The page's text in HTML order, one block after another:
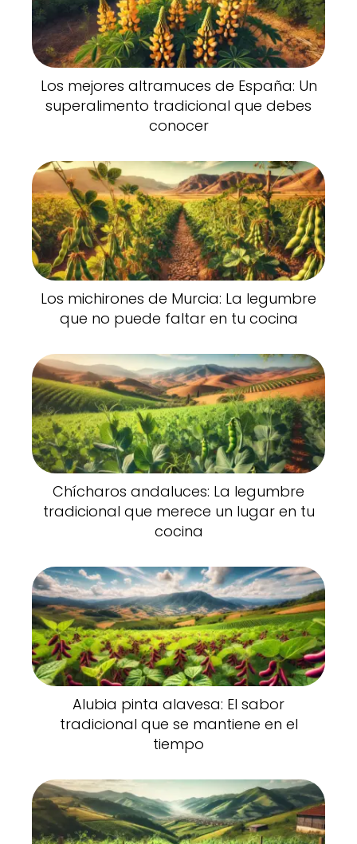
Los mejores altramuces de España: Un
superalimento tradicional que debes
conocer
Los michirones de Murcia: La legumbre
que no puede faltar en tu cocina
Chícharos andaluces: La legumbre
tradicional que merece un lugar en tu
cocina
Alubia pinta alavesa: El sabor
tradicional que se mantiene en el
tiempo